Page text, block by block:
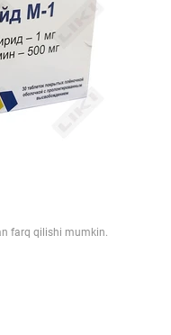
farq qilishi mumkin.